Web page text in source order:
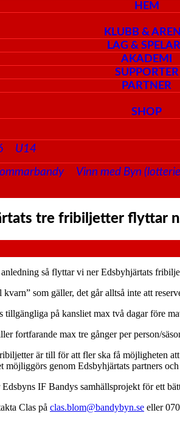
HEM
KLUBB &
LAG &
AKADEMI
SUPPORTER
PARTNER
SHOP
U14
Vinn med Byn
tre fribiljetter flyttar
så flyttar vi ner Edsbyhjärtats
som gäller, det går alltså inte att
tillgängliga på kansliet max två dagar före
fortfarande max tre gånger per person/
är till för att fler ska få möjligheten
möjliggörs genom Edsbyhjärtats partners
IF Bandys samhällsprojekt för ett
Clas på clas.blom@bandybyn.se eller